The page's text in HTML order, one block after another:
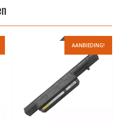
AANBIEDING!